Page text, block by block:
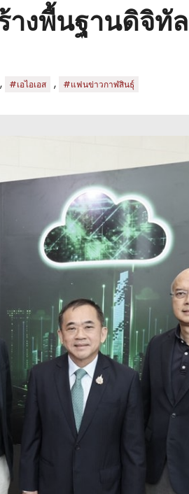
งพื้นฐานดิจิทั
, #เอไอเอส , #แฟนข่าวกาฬสินธุ์